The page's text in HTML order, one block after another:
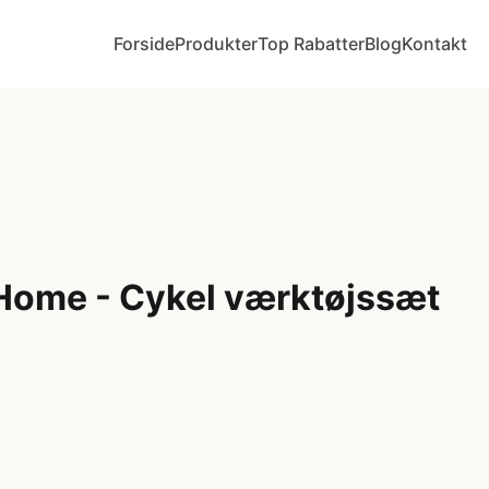
ForsideProdukterTop RabatterBlogKontakt
- Cykel værktøjssæt